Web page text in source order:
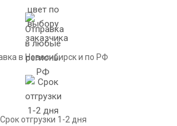
в Новосибирск и по РФ
Срок отгрузки 1-2 дня